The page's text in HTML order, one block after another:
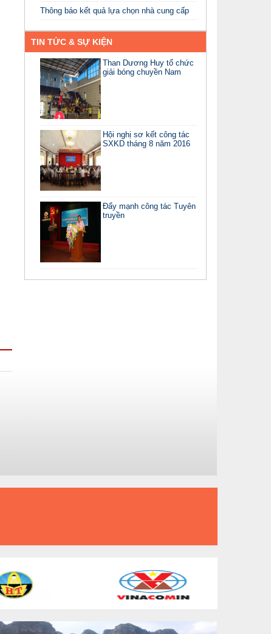
Thông báo kết quả lựa chọn nhà cung cấp
TIN TỨC & SỰ KIỆN
Than Dương Huy tổ chức
giải bóng chuyền Nam
Hội nghị sơ kết công tác
SXKD tháng 8 năm 2016
Đẩy mạnh công tác Tuyên
truyền